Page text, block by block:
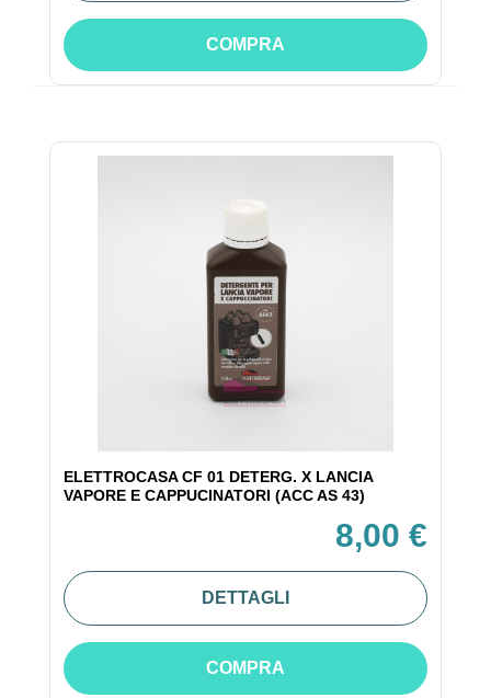
COMPRA
ELETTROCASA CF 01 DETERG. X LANCIA
VAPORE E CAPPUCINATORI (ACC AS 43)
8,00 €
DETTAGLI
COMPRA